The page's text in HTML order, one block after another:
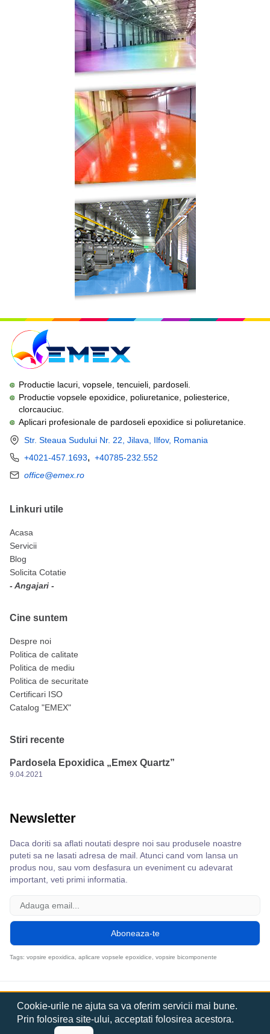
Productie lacuri, vopsele, tencuieli, pardoseli.
Productie vopsele epoxidice, poliuretanice, poliesterice,
clorcauciuc.
Aplicari profesionale de pardoseli epoxidice si poliuretanice.
Str. Steaua Sudului Nr. 22, Jilava, Ilfov, Romania
+4021-457.1693, +40785-232.552
office@emex.ro
Linkuri utile
Acasa
Servicii
Blog
Solicita Cotatie
- Angajari -
Cine suntem
Despre noi
Politica de calitate
Politica de mediu
Politica de securitate
Certificari ISO
Catalog "EMEX"
Stiri recente
Pardosela Epoxidica „Emex Quartz”
9.04.2021
Newsletter
Daca doriti sa aflati noutati despre noi sau produsele noastre
puteti sa ne lasati adresa de mail. Atunci cand vom lansa un
produs nou, sau vom desfasura un eveniment cu adevarat
important, veti primi informatia.
Tags: vopsire epoxidica, aplicare vopsele epoxidice, vopsire bicomponente
Termeni si conditii
Contact
Cookie-urile ne ajuta sa va oferim servicii mai bune.
Prin folosirea site-ului, acceptati folosirea acestora.